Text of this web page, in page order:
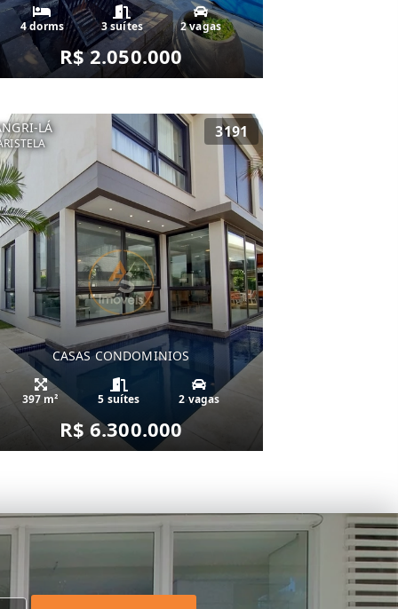
4 dorms 3 suítes 2 vagas
R$ 2.050.000
LÁ 3191
CASAS CONDOMINIOS
397 m² 5 suítes 2 vagas
R$ 6.300.000